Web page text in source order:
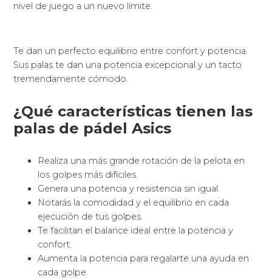
nivel de juego a un nuevo límite.
Te dan un perfecto equilibrio entre confort y potencia.
Sus palas te dan una potencia excepcional y un tacto
tremendamente cómodo.
¿Qué características tienen las
palas de pádel Asics
Realiza una más grande rotación de la pelota en
los golpes más difíciles.
Genera una potencia y resistencia sin igual.
Notarás la comodidad y el equilibrio en cada
ejecución de tus golpes.
Te facilitan el balance ideal entre la potencia y
confort.
Aumenta la potencia para regalarte una ayuda en
cada golpe.